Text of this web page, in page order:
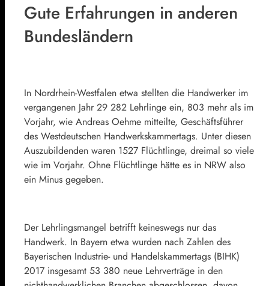
Gute Erfahrungen in anderen
Bundesländern
In Nordrhein-Westfalen etwa stellten die Handwerker im
vergangenen Jahr 29 282 Lehrlinge ein, 803 mehr als im
Vorjahr, wie Andreas Oehme mitteilte, Geschäftsführer
des Westdeutschen Handwerkskammertags. Unter diesen
Auszubildenden waren 1527 Flüchtlinge, dreimal so viele
wie im Vorjahr. Ohne Flüchtlinge hätte es in NRW also
ein Minus gegeben.
Der Lehrlingsmangel betrifft keineswegs nur das
Handwerk. In Bayern etwa wurden nach Zahlen des
Bayerischen Industrie- und Handelskammertags (BIHK)
2017 insgesamt 53 380 neue Lehrverträge in den